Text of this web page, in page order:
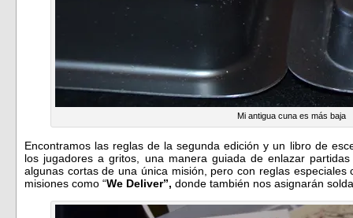
Mi antigua cuna es más baja
Encontramos las reglas de la segunda edición y un libro de
los jugadores a gritos, una manera guiada de enlazar
algunas cortas de una única misión, pero con reglas especiales
misiones como “We Deliver”, donde también nos asignarán